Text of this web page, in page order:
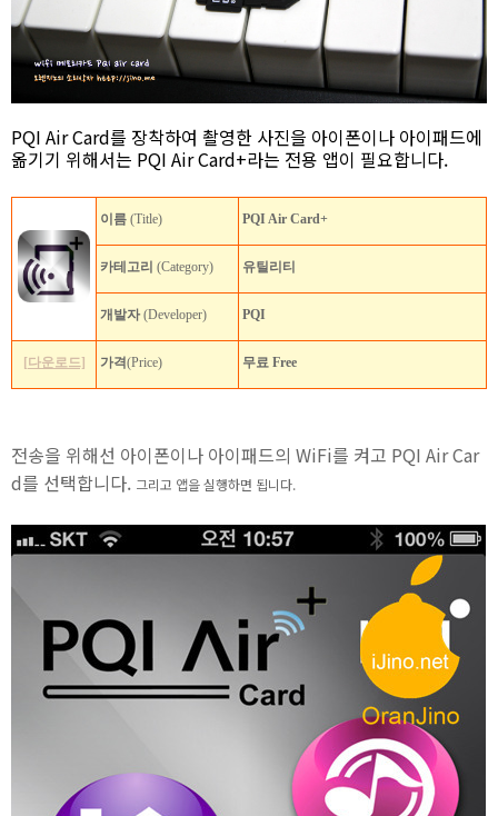
PQI Air Card를 장착하여 촬영한 사진을 아이폰이나 아이패드에
옮기기 위해서는 PQI Air Card+라는 전용 앱이 필요합니다.
이름 (Title) PQI Air Card+
카테고리 (Category) 유틸리티
개발자(Developer) PQI
[다운로드] 가격(Price) 무료 Free
전송을 위해선 아이폰이나 아이패드의 WiFi를 켜고 PQI Air Car
d를 선택합니다. 그리고 앱을 실행하면 됩니다.